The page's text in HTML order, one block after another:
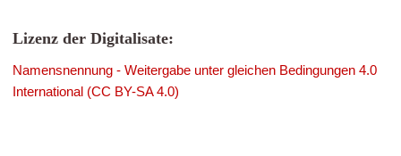
Lizenz der Digitalisate:
Namensnennung - Weitergabe unter gleichen Bedingungen 4.0
International (CC BY-SA 4.0)